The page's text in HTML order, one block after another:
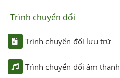
Trình chuyển đổi
Trình chuyển đổi lưu trữ
Trình chuyển đổi âm thanh